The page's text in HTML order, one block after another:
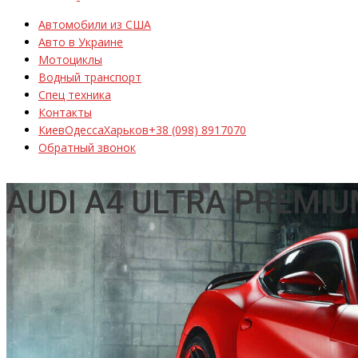
Автомобили из США
Авто в Украине
Мотоциклы
Водный транспорт
Спец техника
Контакты
КиевОдессаХарьков+38 (098) 8917070
Обратный звонок
AUDI A4 ULTRA